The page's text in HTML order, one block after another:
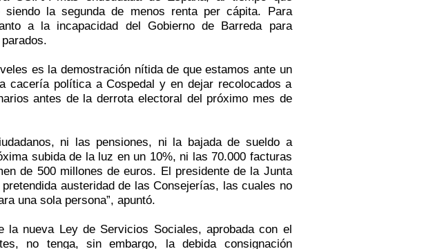
siendo la segunda de menos renta per cápita. Para
a la incapacidad del Gobierno de Barreda para
es la demostración nítida de que estamos ante un
cacería política a Cospedal y en dejar recolocados a
antes de la derrota electoral del próximo mes de
ni las pensiones, ni la bajada de sueldo a
subida de la luz en un 10%, ni las 70.000 facturas
de 500 millones de euros. El presidente de la Junta
austeridad de las Consejerías, las cuales no
una sola persona”, apuntó.
la nueva Ley de Servicios Sociales, aprobada con el
no tenga, sin embargo, la debida consignación